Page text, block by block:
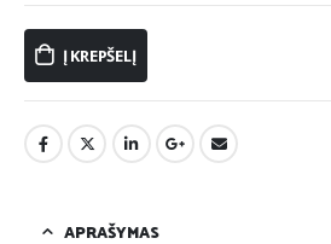
Į KREPŠELĮ
APRAŠYMAS